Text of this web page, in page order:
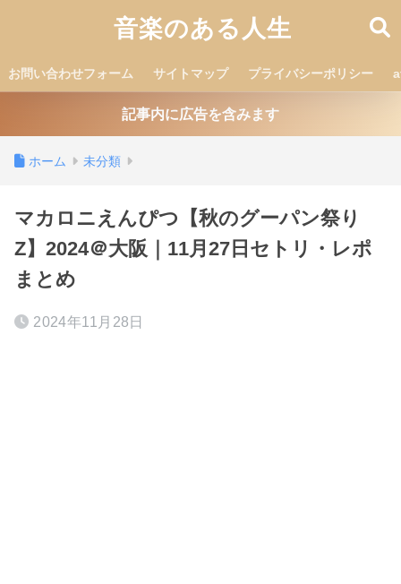
音楽のある人生
お問い合わせフォーム サイトマップ プライバシーポリシー
記事内に広告を含みます
ホーム 未分類
マカロニえんぴつ【秋のグーパン祭り
Z】2024＠大阪｜11月27日セトリ・レポ
まとめ
2024年11月28日